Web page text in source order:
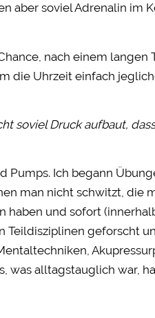
aber soviel Adrenalin im
nach einem langen
die Uhrzeit einfach
soviel Druck aufbaut,
Pumps. Ich begann
man nicht schwitzt, die
und sofort
Teildisziplinen geforscht
was alltagstauglich war,